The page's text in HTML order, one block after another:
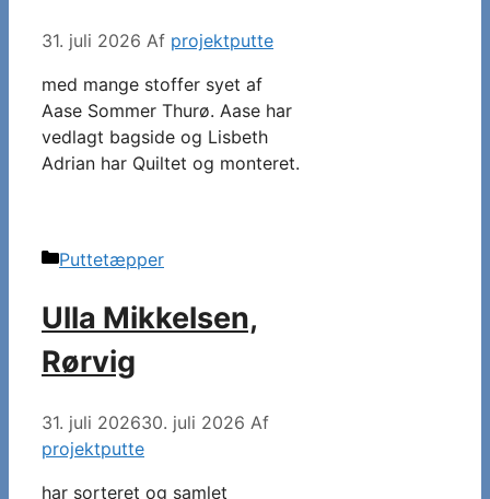
31. juli 2026 Af projektputte
med mange stoffer syet af
Aase Sommer Thurø. Aase har
vedlagt bagside og Lisbeth
Adrian har Quiltet og monteret.
Kategorier
Puttetæpper
Ulla Mikkelsen,
Rørvig
31. juli 202630. juli 2026 Af
projektputte
har sorteret og samlet